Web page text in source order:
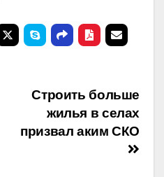
Строить больше
жилья в селах
призвал аким СКО